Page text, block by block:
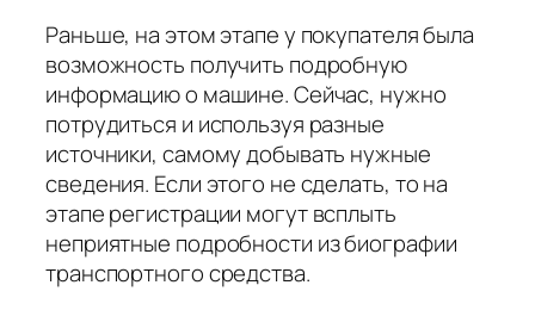
Раньше, на этом этапе у покупателя была
возможность получить подробную
информацию о машине. Сейчас, нужно
потрудиться и используя разные
источники, самому добывать нужные
сведения. Если этого не сделать, то на
этапе регистрации могут всплыть
неприятные подробности из биографии
транспортного средства.